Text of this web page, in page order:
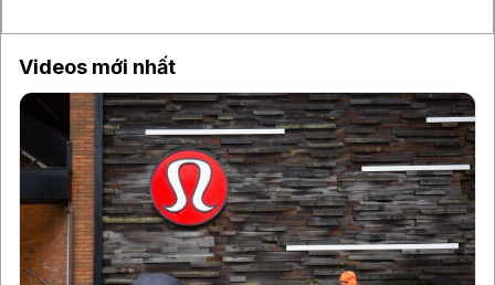
Videos mới nhất